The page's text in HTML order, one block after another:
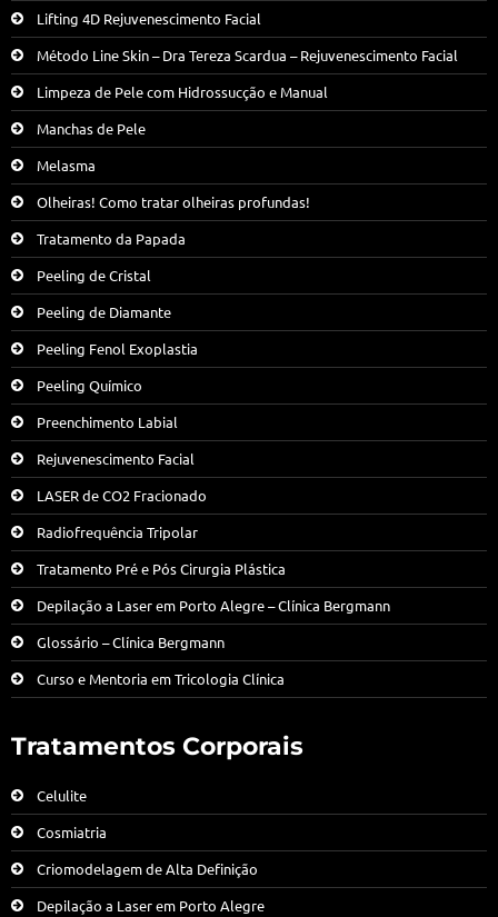
Lifting 4D Rejuvenescimento Facial
Método Line Skin – Dra Tereza Scardua – Rejuvenescimento Facial
Limpeza de Pele com Hidrossucção e Manual
Manchas de Pele
Melasma
Olheiras! Como tratar olheiras profundas!
Tratamento da Papada
Peeling de Cristal
Peeling de Diamante
Peeling Fenol Exoplastia
Peeling Químico
Preenchimento Labial
Rejuvenescimento Facial
LASER de CO2 Fracionado
Radiofrequência Tripolar
Tratamento Pré e Pós Cirurgia Plástica
Depilação a Laser em Porto Alegre – Clínica Bergmann
Glossário – Clínica Bergmann
Curso e Mentoria em Tricologia Clínica
Tratamentos Corporais
Celulite
Cosmiatria
Criomodelagem de Alta Definição
Depilação a Laser em Porto Alegre